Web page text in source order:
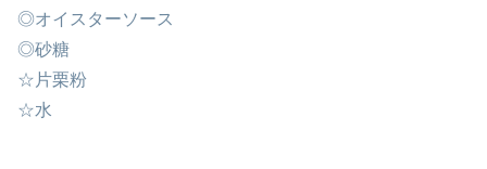
◎オイスターソース
◎砂糖
☆片栗粉
☆水